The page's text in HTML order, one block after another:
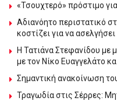
«Τσουχτερό» πρόστιμο
Αδιανόητο περιστατικό
κοστίζει για να
Η Τατιάνα Στεφανίδου με
με τον Νίκο Ευαγγελάτο
Σημαντική ανακοίνωση
Τραγωδία στις Σέρρες: